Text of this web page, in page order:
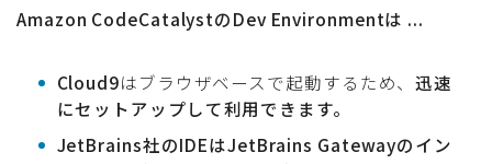
Amazon CodeCatalystのDev Environmentは ...
Cloud9はブラウザベースで起動するため、迅速
にセットアップして利用できます。
JetBrains社のIDEはJetBrains Gatewayのイン